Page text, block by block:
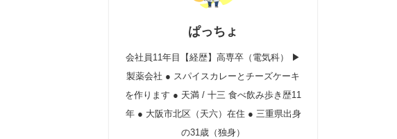
ぱっちょ
会社員11年目【経歴】高専卒（電気科） ▶︎
製薬会社 ● スパイスカレーとチーズケーキ
を作ります ● 天満 / 十三 食べ飲み歩き歴11
年 ● 大阪市北区（天六）在住 ● 三重県出身
の31歳（独身）